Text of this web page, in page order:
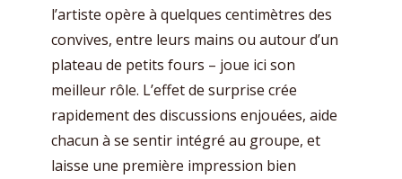
l’artiste opère à quelques centimètres des
convives, entre leurs mains ou autour d’un
plateau de petits fours – joue ici son
meilleur rôle. L’effet de surprise crée
rapidement des discussions enjouées, aide
chacun à se sentir intégré au groupe, et
laisse une première impression bien